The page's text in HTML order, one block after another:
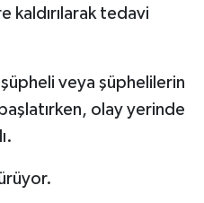
kaldırılarak tedavi
veya şüphelilerin
olay yerinde